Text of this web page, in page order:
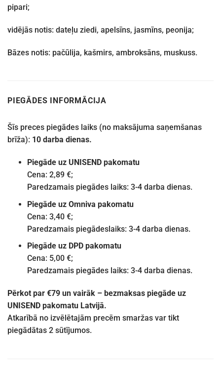
pipari;
vidējās notis: dateļu ziedi, apelsīns, jasmīns, peonija;
Bāzes notis: pačūlija, kašmirs, ambroksāns, muskuss.
PIEGĀDES INFORMĀCIJA
Šīs preces piegādes laiks (no maksājuma saņemšanas
brīža): 10 darba dienas.
Piegāde uz UNISEND pakomatu
Cena: 2,89 €;
Paredzamais piegādes laiks: 3-4 darba dienas.
Piegāde uz Omniva pakomatu
Cena: 3,40 €;
Paredzamais piegādeslaiks: 3-4 darba dienas.
Piegāde uz DPD pakomatu
Cena: 5,00 €;
Paredzamais piegādes laiks: 3-4 darba dienas.
Pērkot par €79 un vairāk – bezmaksas piegāde uz
UNISEND pakomatu Latvijā.
Atkarībā no izvēlētajām precēm smaržas var tikt
piegādātas 2 sūtījumos.